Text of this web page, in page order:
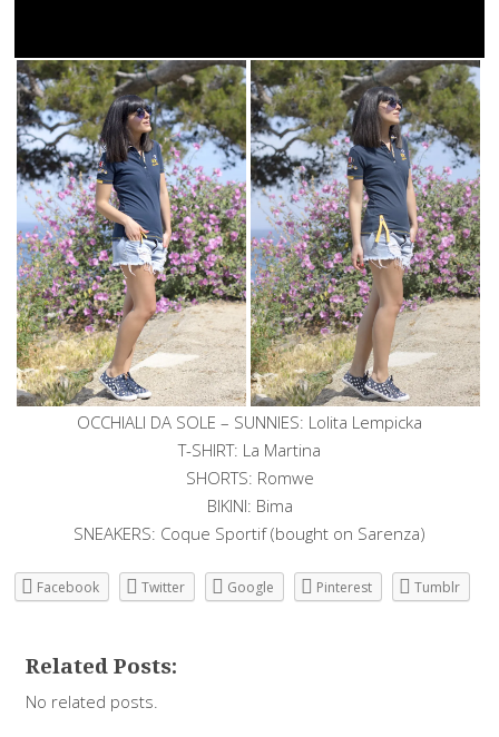
OCCHIALI DA SOLE – SUNNIES: Lolita Lempicka
T-SHIRT: La Martina
SHORTS: Romwe
BIKINI: Bima
SNEAKERS: Coque Sportif (bought on Sarenza)
Facebook Twitter Google Pinterest Tumblr
Related Posts:
No related posts.